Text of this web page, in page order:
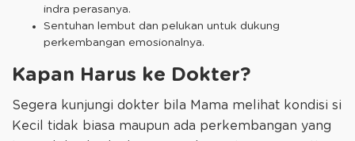
indra perasanya.
Sentuhan lembut dan pelukan untuk dukung
perkembangan emosionalnya.
Kapan Harus ke Dokter?
Segera kunjungi dokter bila Mama melihat kondisi si
Kecil tidak biasa maupun ada perkembangan yang